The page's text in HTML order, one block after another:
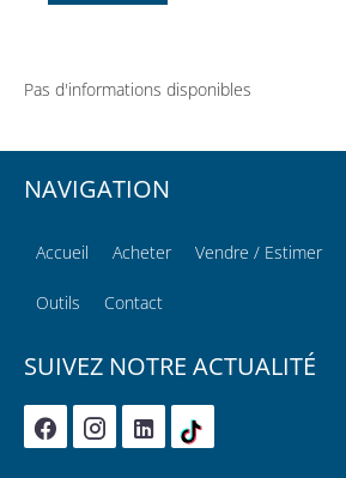
Pas d'informations disponibles
NAVIGATION
Accueil Acheter Vendre / Estimer
Outils Contact
SUIVEZ NOTRE ACTUALITÉ